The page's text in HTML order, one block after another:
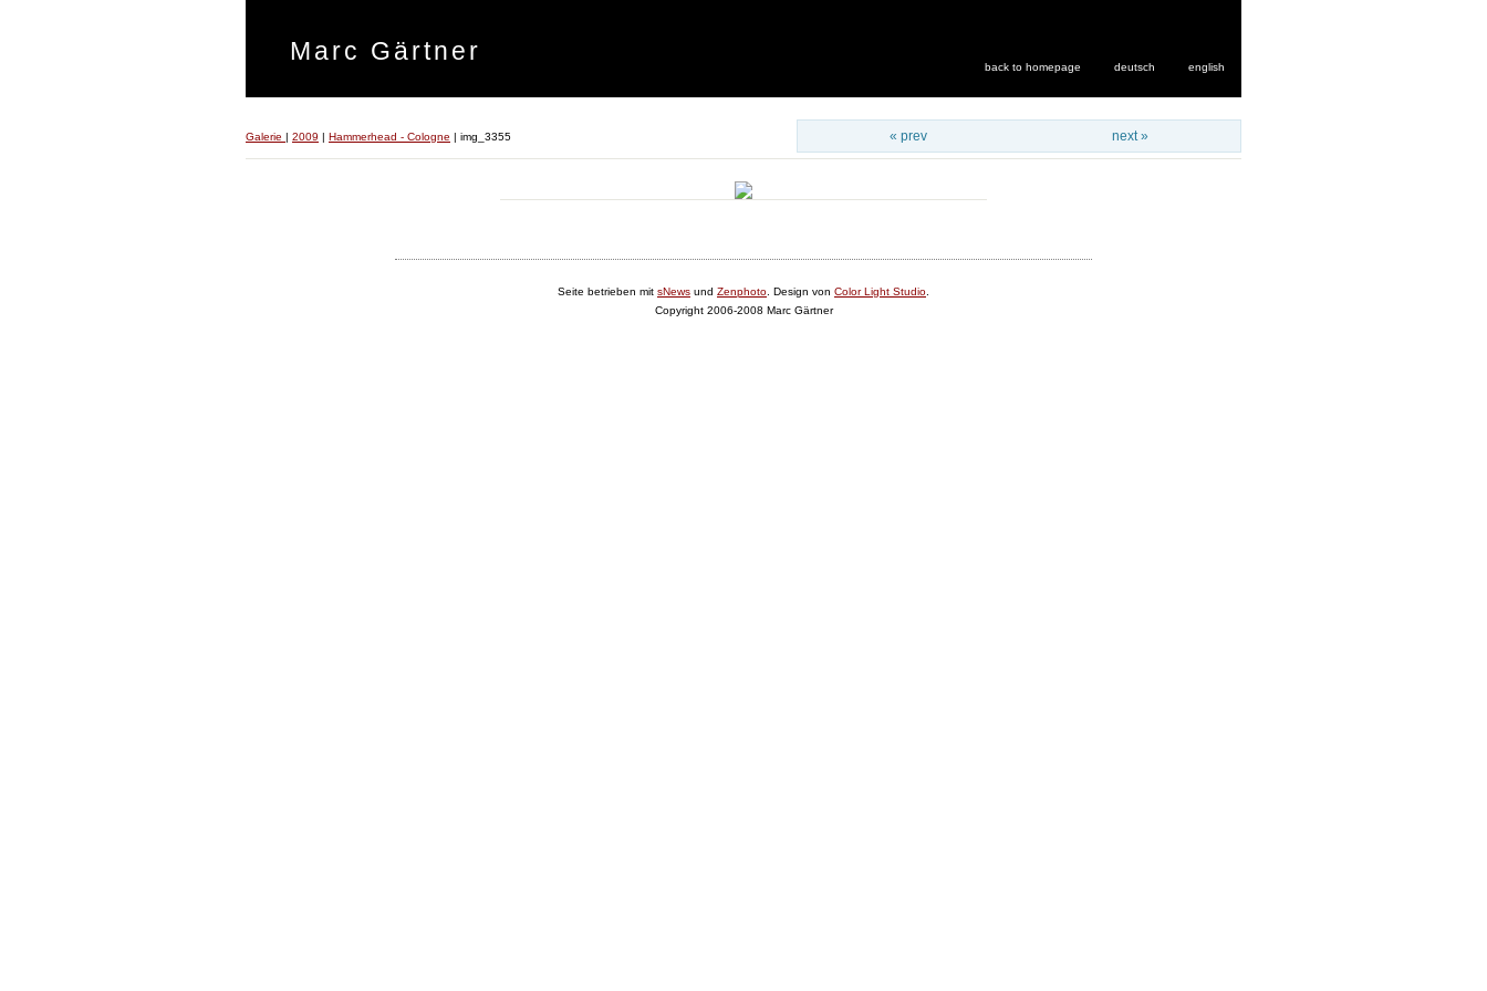
Marc Gärtner
back to homepage deutsch english
« prev next »
Galerie | 2009 | Hammerhead - Cologne | img_3355
Seite betrieben mit sNews und Zenphoto . Design von Color Light Studio
Copyright 2006-2008 Marc Gärtner